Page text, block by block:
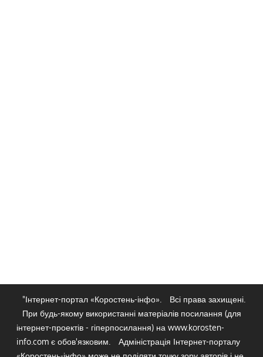
"Інтернет-портал «Коростень-інфо».
Всі права захищені.
При будь-якому використанні матеріалів посилання (для
інтернет-проектів - гіперпосилання) на www.korosten-
info.com є обов'язковим.
Адміністрація Інтернет-порталу